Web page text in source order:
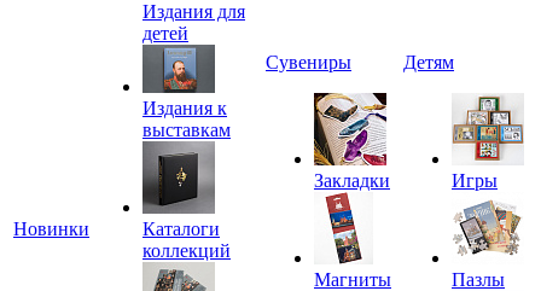
Новинки
Издания для
детей
Издания к
выставкам
Каталоги
коллекций
Сувениры
Закладки
Магниты
Детям
Игры
Пазлы